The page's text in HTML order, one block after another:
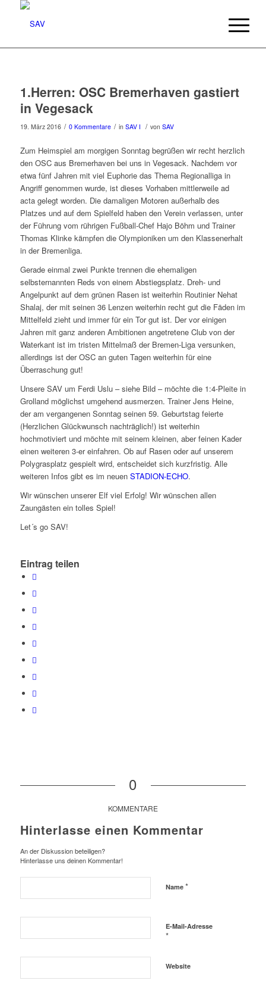
1.Herren: OSC Bremerhaven gastiert
in Vegesack
19. März 2016 / 0 Kommentare / in SAV I / von SAV
Zum Heimspiel am morgigen Sonntag begrüßen wir recht herzlich
den OSC aus Bremerhaven bei uns in Vegesack. Nachdem vor
etwa fünf Jahren mit viel Euphorie das Thema Regionalliga in
Angriff genommen wurde, ist dieses Vorhaben mittlerweile ad
acta gelegt worden. Die damaligen Motoren außerhalb des
Platzes und auf dem Spielfeld haben den Verein verlassen, unter
der Führung vom rührigen Fußball-Chef Hajo Böhm und Trainer
Thomas Klinke kämpfen die Olympioniken um den Klassenerhalt
in der Bremenliga.
Gerade einmal zwei Punkte trennen die ehemaligen
selbsternannten Reds von einem Abstiegsplatz. Dreh- und
Angelpunkt auf dem grünen Rasen ist weiterhin Routinier Nehat
Shalaj, der mit seinen 36 Lenzen weiterhin recht gut die Fäden im
Mittelfeld zieht und immer für ein Tor gut ist. Der vor einigen
Jahren mit ganz anderen Ambitionen angetretene Club von der
Waterkant ist im tristen Mittelmaß der Bremen-Liga versunken,
allerdings ist der OSC an guten Tagen weiterhin für eine
Überraschung gut!
Unsere SAV um Ferdi Uslu – siehe Bild – möchte die 1:4-Pleite in
Grolland möglichst umgehend ausmerzen. Trainer Jens Heine,
der am vergangenen Sonntag seinen 59. Geburtstag feierte
(Herzlichen Glückwunsch nachträglich!) ist weiterhin
hochmotiviert und möchte mit seinem kleinen, aber feinen Kader
einen weiteren 3-er einfahren. Ob auf Rasen oder auf unserem
Polygrasplatz gespielt wird, entscheidet sich kurzfristig. Alle
weiteren Infos gibt es im neuen STADION-ECHO.
Wir wünschen unserer Elf viel Erfolg! Wir wünschen allen
Zaungästen ein tolles Spiel!
Let´s go SAV!
Eintrag teilen
0
KOMMENTARE
Hinterlasse einen Kommentar
An der Diskussion beteiligen?
Hinterlasse uns deinen Kommentar!
Name *
E-Mail-Adresse
*
Website